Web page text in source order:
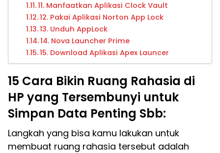
11. Manfaatkan Aplikasi Clock Vault
12. Pakai Aplikasi Norton App Lock
13. Unduh AppLock
14. Nova Launcher Prime
15. Download Aplikasi Apex Launcer
15 Cara Bikin Ruang Rahasia di
HP yang Tersembunyi untuk
Simpan Data Penting Sbb:
Langkah yang bisa kamu lakukan untuk
membuat ruang rahasia tersebut adalah